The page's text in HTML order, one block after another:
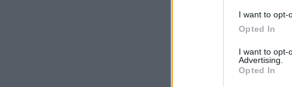
I want to opt-
Opted In
I want to opt-
Advertising.
Opted In